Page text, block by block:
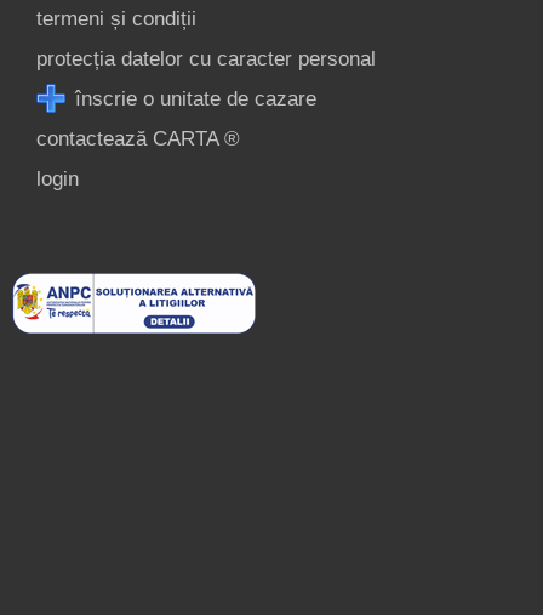
termeni și condiții
protecția datelor cu caracter personal
înscrie o unitate de cazare
contactează CARTA ®
login